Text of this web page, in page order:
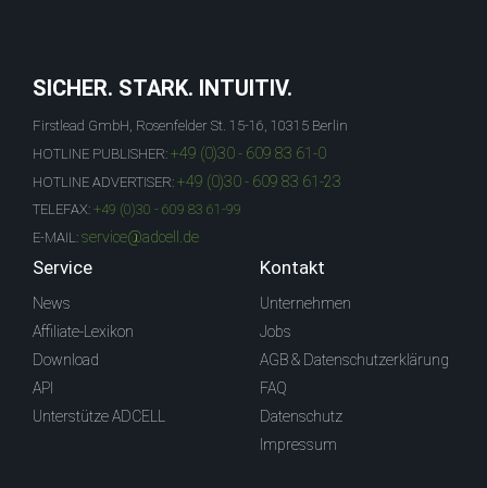
SICHER. STARK. INTUITIV.
Firstlead GmbH, Rosenfelder St. 15-16, 10315 Berlin
HOTLINE PUBLISHER: +49 (0)30 - 609 83 61-0
HOTLINE ADVERTISER: +49 (0)30 - 609 83 61-23
TELEFAX: +49 (0)30 - 609 83 61-99
E-MAIL: service@adcell.de
Service
News
Affiliate-Lexikon
Download
API
Unterstütze ADCELL
Kontakt
Unternehmen
Jobs
AGB & Datenschutzerklärung
FAQ
Datenschutz
Impressum